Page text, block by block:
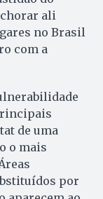
chorar ali
no Brasil
com a
de uma
o mais
por